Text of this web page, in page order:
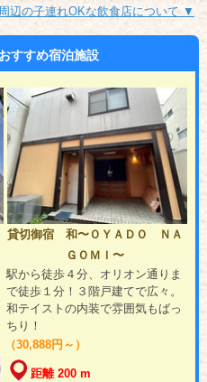
辺の子連れOKな飲食店について ▼
すすめ宿泊施設
貸切御宿 和〜ＯＹＡＤＯ ＮＡ
ＧＯＭＩ〜
駅から徒歩４分、オリオン通りま
で徒歩１分！３階戸建てで広々。
和テイストの内装で雰囲気もばっ
ちり！
（30,888円～）
距離 200 m